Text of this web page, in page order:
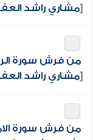
[مشاري راشد
من فرش سورة
[مشاري راشد
من فرش سورة